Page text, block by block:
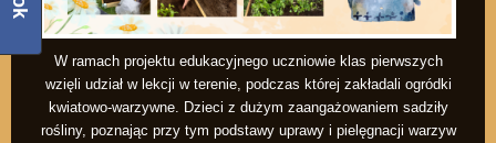
W ramach projektu edukacyjnego uczniowie klas pierwszych
wzięli udział w lekcji w terenie, podczas której zakładali ogródki
kwiatowo-warzywne. Dzieci z dużym zaangażowaniem sadziły
rośliny, poznając przy tym podstawy uprawy i pielęgnacji warzyw